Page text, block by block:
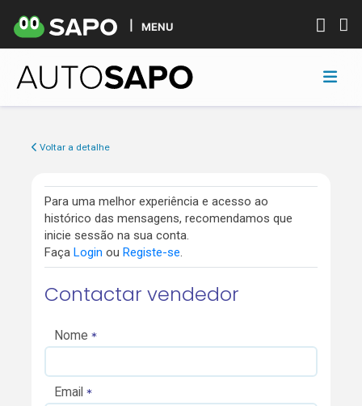
MENU
Voltar a detalhe
Para uma melhor experiência e acesso ao
histórico das mensagens, recomendamos que
inicie sessão na sua conta.
Faça Login ou Registe-se.
Contactar vendedor
Nome
Email